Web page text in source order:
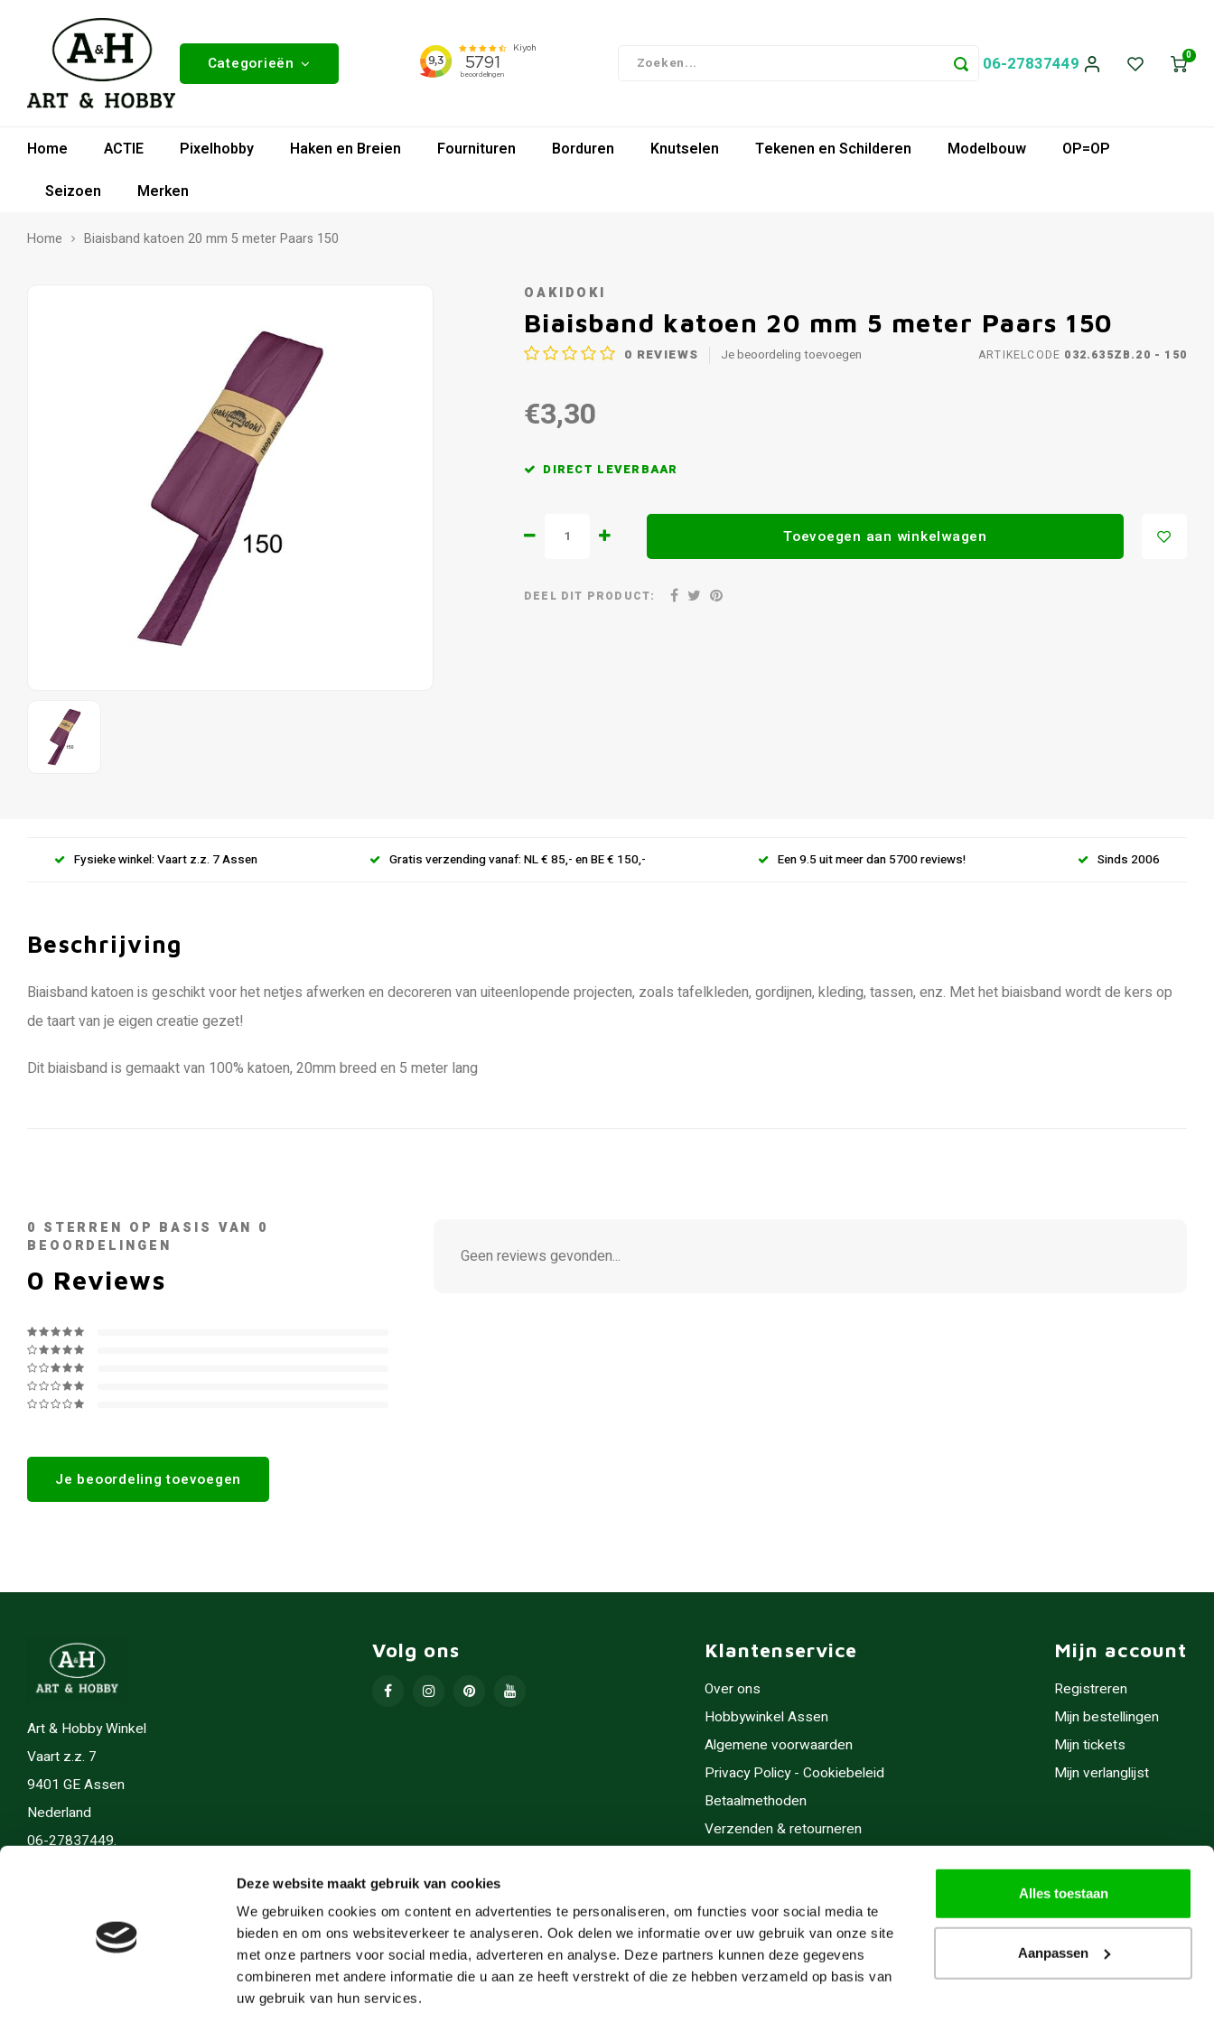
Deze website maakt gebruik van cookies
We gebruiken cookies om content en advertenties te personaliseren, om functies voor social media te
bieden en om ons websiteverkeer te analyseren. Ook delen we informatie over uw gebruik van onze site
met onze partners voor social media, adverteren en analyse. Deze partners kunnen deze gegevens
combineren met andere informatie die u aan ze heeft verstrekt of die ze hebben verzameld op basis van
uw gebruik van hun services.
Alles toestaan
Aanpassen
Categorieën 06-27837449 0
Home ACTIE Pixelhobby Haken en Breien Fournituren Borduren Knutselen Tekenen en Schilderen Modelbouw
OP=OP
Seizoen
Merken
Home Biaisband katoen 20 mm 5 meter Paars 150
OAKIDOKI
Biaisband katoen 20 mm 5 meter Paars 150
0 REVIEWS Je beoordeling toevoegen ARTIKELCODE 032.635ZB.20 - 150
€3,30
DIRECT LEVERBAAR
Toevoegen aan winkelwagen
DEEL DIT PRODUCT:
Fysieke winkel: Vaart z.z. 7 Assen Gratis verzending vanaf: NL € 85,- en BE € 150,- Een 9.5 uit meer dan 5700 reviews! Sinds 2006
Beschrijving
Biaisband katoen is geschikt voor het netjes afwerken en decoreren van uiteenlopende projecten, zoals tafelkleden, gordijnen, kleding, tassen, enz. Met het biaisband wordt de kers op
de taart van je eigen creatie gezet!
Dit biaisband is gemaakt van 100% katoen, 20mm breed en 5 meter lang
0 STERREN OP BASIS VAN 0
BEOORDELINGEN
0 Reviews
Je beoordeling toevoegen
Geen reviews gevonden...
Art & Hobby Winkel
Vaart z.z. 7
9401 GE Assen
Nederland
06-27837449.
Volg ons Klantenservice
Over ons
Hobbywinkel Assen
Algemene voorwaarden
Privacy Policy - Cookiebeleid
Betaalmethoden
Verzenden & retourneren
Cadeaubonnen
Inlijsten
Servicegebieden
Mijn account
Registreren
Mijn bestellingen
Mijn tickets
Mijn verlanglijst